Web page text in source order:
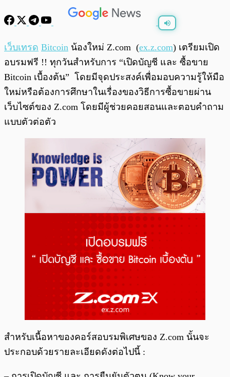
/
เว็บเทรด Bitcoin น้องใหม่ Z.com (ex.z.com) เตรียมเปิด
อบรมฟรี !! ทุกวันสำหรับการ “เปิดบัญชี และ ซื้อขาย
Bitcoin เบื้องต้น” โดยมีจุดประสงค์เพื่อมอบความรู้ให้มือ
ใหม่หรือต้องการศึกษาในเรื่องของวิธีการซื้อขายผ่าน
เว็บไซต์ของ Z.com โดยมีผู้ช่วยคอยสอนและตอบคำถาม
แบบตัวต่อตัว
สำหรับเนื้อหาของคอร์สอบรมพิเศษของ Z.com นั้นจะ
ประกอบด้วยรายละเอียดดังต่อไปนี้ :